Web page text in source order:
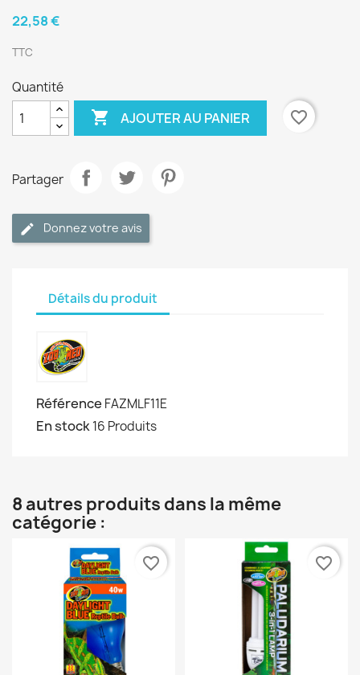
22,58 €
TTC
Quantité
 AJOUTER AU PANIER favorite_border
Partager
Donnez votre avis
Détails du produit
Référence FAZMLF11E
En stock16 Produits
8 autres produits dans la même
catégorie :
favorite_border favorite_border